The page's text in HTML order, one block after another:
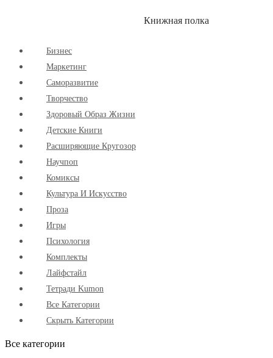
Книжная полка
Бизнес
Маркетинг
Cаморазвитие
Творчество
Здоровый Образ Жизни
Детские Книги
Расширяющие Кругозор
Научпоп
Комиксы
Культура И Искусство
Проза
Игры
Психология
Комплекты
Лайфстайл
Тетради Kumon
Все Категории
Скрыть Категории
Все категории